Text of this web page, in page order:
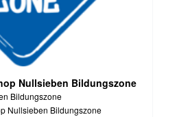
Nullsieben Bildungszone
Bildungszone
Nullsieben Bildungszone